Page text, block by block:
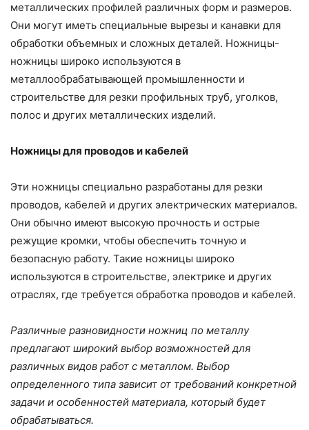
металлических профилей различных форм и размеров.
Они могут иметь специальные вырезы и канавки для
обработки объемных и сложных деталей. Ножницы-
ножницы широко используются в
металлообрабатывающей промышленности и
строительстве для резки профильных труб, уголков,
полос и других металлических изделий.
Ножницы для проводов и кабелей
Эти ножницы специально разработаны для резки
проводов, кабелей и других электрических материалов.
Они обычно имеют высокую прочность и острые
режущие кромки, чтобы обеспечить точную и
безопасную работу. Такие ножницы широко
используются в строительстве, электрике и других
отраслях, где требуется обработка проводов и кабелей.
Различные разновидности ножниц по металлу
предлагают широкий выбор возможностей для
различных видов работ с металлом. Выбор
определенного типа зависит от требований конкретной
задачи и особенностей материала, который будет
обрабатываться.